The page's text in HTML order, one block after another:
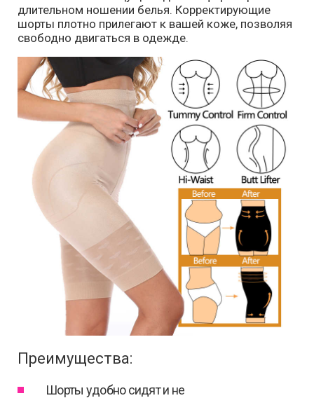
длительном ношении белья. Корректирующие
шорты плотно прилегают к вашей коже, позволяя
свободно двигаться в одежде.
Преимущества:
Шорты удобно сидят и не